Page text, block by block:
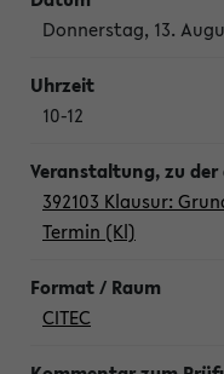
Donnerstag, 13.
10-12
392103 Klausur:
Termin (Kl)
CITEC